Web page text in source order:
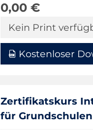
0,00 €
Kein Print
Kostenloser
Zertifikatskurs
für Grundschulen